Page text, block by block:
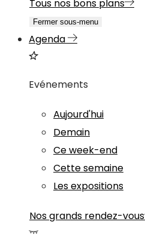
Tous nos bons plans
Fermer sous-menu
Agenda
Evénements
Aujourd'hui
Demain
Ce week-end
Cette semaine
Les expositions
Nos grands rendez-vous